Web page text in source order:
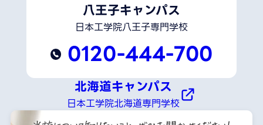
八王子キャンパス
日本工学院八王子専門学校
0120-444-700
北海道キャンパス
日本工学院北海道専門学校